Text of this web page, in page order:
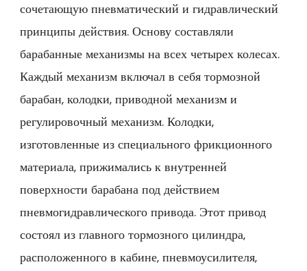
сочетающую пневматический и гидравлический
принципы действия. Основу составляли
барабанные механизмы на всех четырех колесах.
Каждый механизм включал в себя тормозной
барабан, колодки, приводной механизм и
регулировочный механизм. Колодки,
изготовленные из специального фрикционного
материала, прижимались к внутренней
поверхности барабана под действием
пневмогидравлического привода. Этот привод
состоял из главного тормозного цилиндра,
расположенного в кабине, пневмоусилителя,